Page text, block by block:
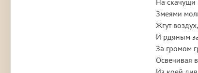
На
Змеями
Жгут
И рдяным
За громом
Освечивая